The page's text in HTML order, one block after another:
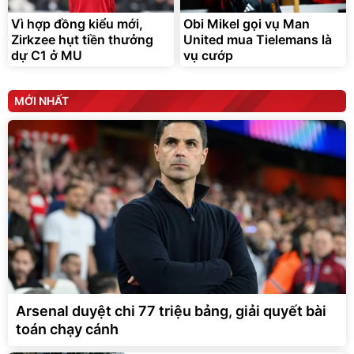
Vì hợp đồng kiểu mới,
Zirkzee hụt tiền thưởng
dự C1 ở MU
Obi Mikel gọi vụ Man
United mua Tielemans là
vụ cướp
MỚI NHẤT
Arsenal duyệt chi 77 triệu bảng, giải quyết bài
toán chạy cánh